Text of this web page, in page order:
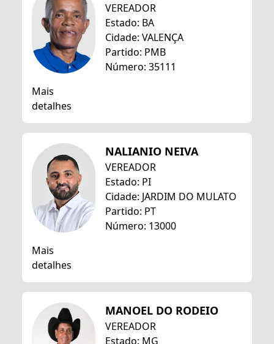
VEREADOR
Estado: BA
Cidade: VALENÇA
Partido: PMB
Número: 35111
Mais
detalhes
NALIANIO NEIVA
VEREADOR
Estado: PI
Cidade: JARDIM DO MULATO
Partido: PT
Número: 13000
Mais
detalhes
MANOEL DO RODEIO
VEREADOR
Estado: MG